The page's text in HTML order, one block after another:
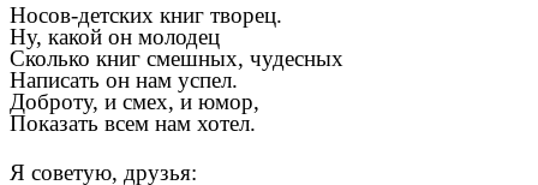
Носов-детских книг творец.
Ну, какой он молодец
Сколько книг смешных, чудесных
Написать он нам успел.
Доброту, и смех, и юмор,
Показать всем нам хотел.
Я советую, друзья: